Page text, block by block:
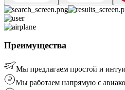
Преимущества
Мы предлагаем простой и
Мы работаем напрямую с